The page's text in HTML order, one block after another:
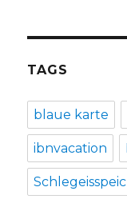
TAGS
blaue karte
ibnvacation